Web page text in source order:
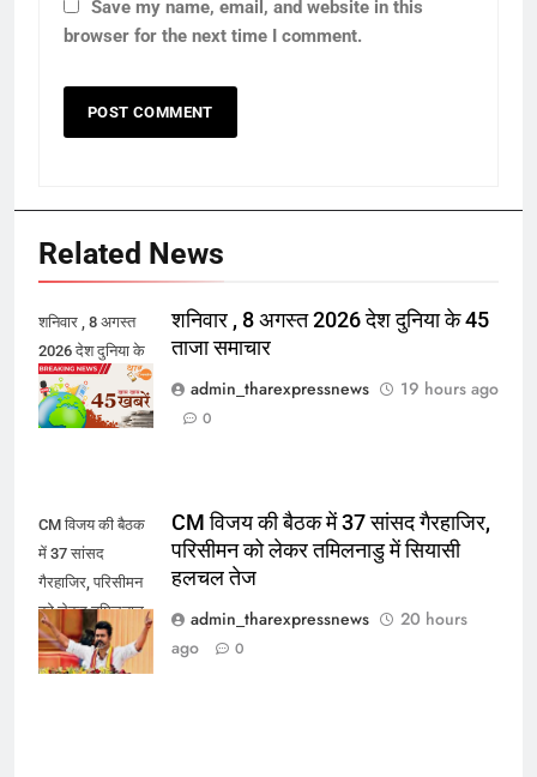
Save my name, email, and website in this
browser for the next time I comment.
Related News
शनिवार , 8 अगस्त
2026 देश दुनिया के
45 ताजा समाचार
शनिवार , 8 अगस्त 2026 देश दुनिया के 45
ताजा समाचार
admin_tharexpressnews
19 hours ago
0
CM विजय की बैठक
में 37 सांसद
गैरहाजिर, परिसीमन
को लेकर तमिलनाडु
में सियासी हलचल
तेज
CM विजय की बैठक में 37 सांसद गैरहाजिर,
परिसीमन को लेकर तमिलनाडु में सियासी
हलचल तेज
admin_tharexpressnews
20 hours
ago
0